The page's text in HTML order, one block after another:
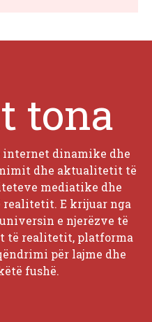
tona
internet dinamike dhe
dhe aktualitetit të
mediatike dhe
E krijuar nga
e njerëzve të
të realitetit, platforma
për lajme dhe
fushë.